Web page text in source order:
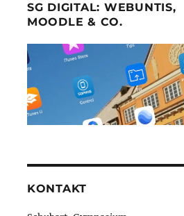
SG DIGITAL: WEBUNTIS,
MOODLE & CO.
KONTAKT